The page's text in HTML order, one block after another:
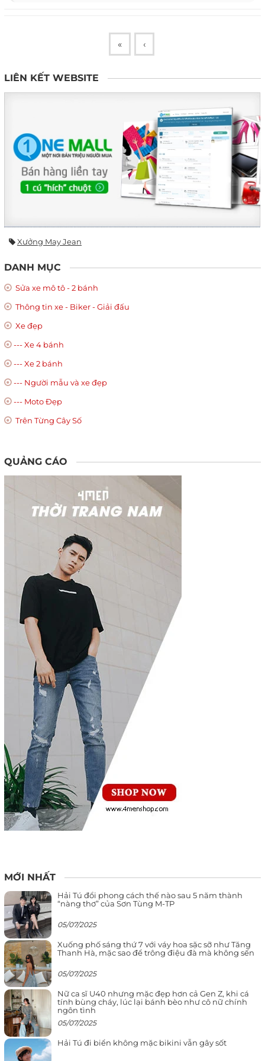
« ‹
LIÊN KẾT WEBSITE
Xưởng May Jean
DANH MỤC
Sửa xe mô tô - 2 bánh
Thông tin xe - Biker - Giải đấu
Xe đẹp
--- Xe 4 bánh
--- Xe 2 bánh
--- Người mẫu và xe đẹp
--- Moto Đẹp
Trên Từng Cây Số
QUẢNG CÁO
MỚI NHẤT
Hải Tú đổi phong cách thế nào sau 5 năm thành
“nàng thơ” của Sơn Tùng M-TP
05/07/2025
Xuống phố sáng thứ 7 với váy hoa sặc sỡ như Tăng
Thanh Hà, mặc sao để trông điệu đà mà không sến
05/07/2025
Nữ ca sĩ U40 nhưng mặc đẹp hơn cả Gen Z, khi cá
tính bùng cháy, lúc lại bánh bèo như cô nữ chính
ngôn tình
05/07/2025
Hải Tú đi biển không mặc bikini vẫn gây sốt